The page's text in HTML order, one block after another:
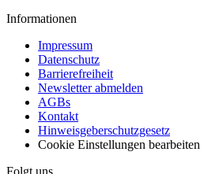
Informationen
Impressum
Datenschutz
Barrierefreiheit
Newsletter abmelden
AGBs
Kontakt
Hinweisgeberschutzgesetz
Cookie Einstellungen bearbeiten